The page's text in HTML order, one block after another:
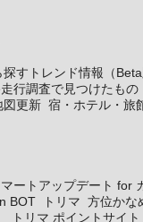
すトレンド情報（Beta
行調査で見つけたもの
図更新 宿・ホテル・旅
マートアップデート for
BOT トリマ 方位かな
トリマ ポイントサイト